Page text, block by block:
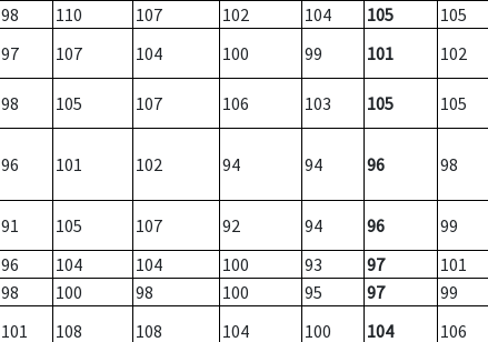
98 110 107 102 104 105
105
97 107 104 100 99 101 102
98 105 107 106 103 105 105
96 101 102 94 94 96 98
91 105 107 92 94 96
99
96 104 104 100 93 97
101
98 100 98 100 95 97
99
101 108 108 104 100 104
106